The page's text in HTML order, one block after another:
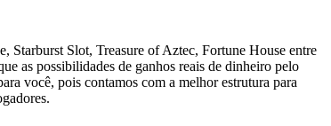
Starburst Slot, Treasure of Aztec, Fortune House entre
as possibilidades de ganhos reais de dinheiro pelo
você, pois contamos com a melhor estrutura para